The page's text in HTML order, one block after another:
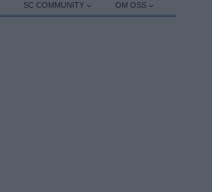
SC COMMUNITY OM OSS